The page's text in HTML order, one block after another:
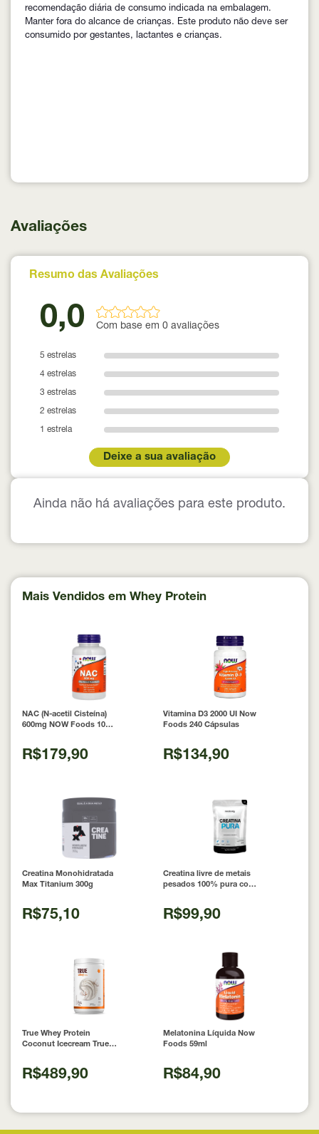
recomendação diária de consumo indicada na embalagem.
Manter fora do alcance de crianças. Este produto não deve ser
consumido por gestantes, lactantes e crianças.
Avaliações
Resumo das Avaliações
0,0 Com base em 0 avaliações
5 estrelas
4 estrelas
3 estrelas
2 estrelas
1 estrela
Deixe a sua avaliação
Ainda não há avaliações para este produto.
Mais Vendidos em Whey Protein
NAC (N-acetil Cisteína)
600mg NOW Foods 100
R$179,90
Vitamina D3 2000 UI Now
Foods 240 Cápsulas
R$134,90
Creatina Monohidratada
Max Titanium 300g
R$75,10
Creatina livre de metais
pesados 100% pura com
Nutrition
R$99,90
True Whey Protein
Coconut Icecream True
R$489,90
Melatonina Líquida Now
Foods 59ml
R$84,90